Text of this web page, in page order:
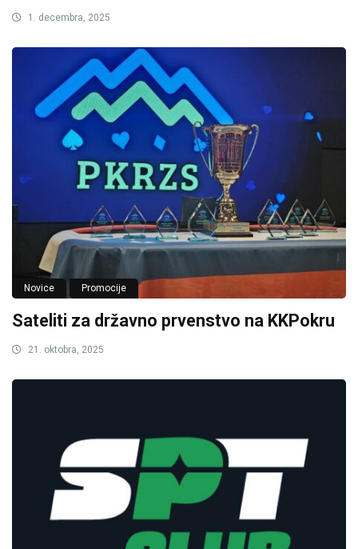
1. decembra, 2025
Novice Promocije
Sateliti za državno prvenstvo na KKPokru
21. oktobra, 2025